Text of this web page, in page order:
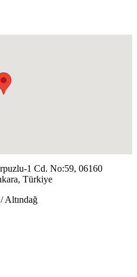
1 Cd. No:59, 06160
Türkiye
Altındağ